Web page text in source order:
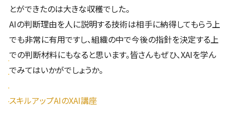
とができたのは大きな収穫でした。
AIの判断理由を人に説明する技術は相手に納得してもらう上
でも非常に有用ですし、組織の中で今後の指針を決定する上
での判断材料にもなると思います。皆さんもぜひ、XAIを学ん
でみてはいかがでしょうか。
スキルアップAIのXAI講座